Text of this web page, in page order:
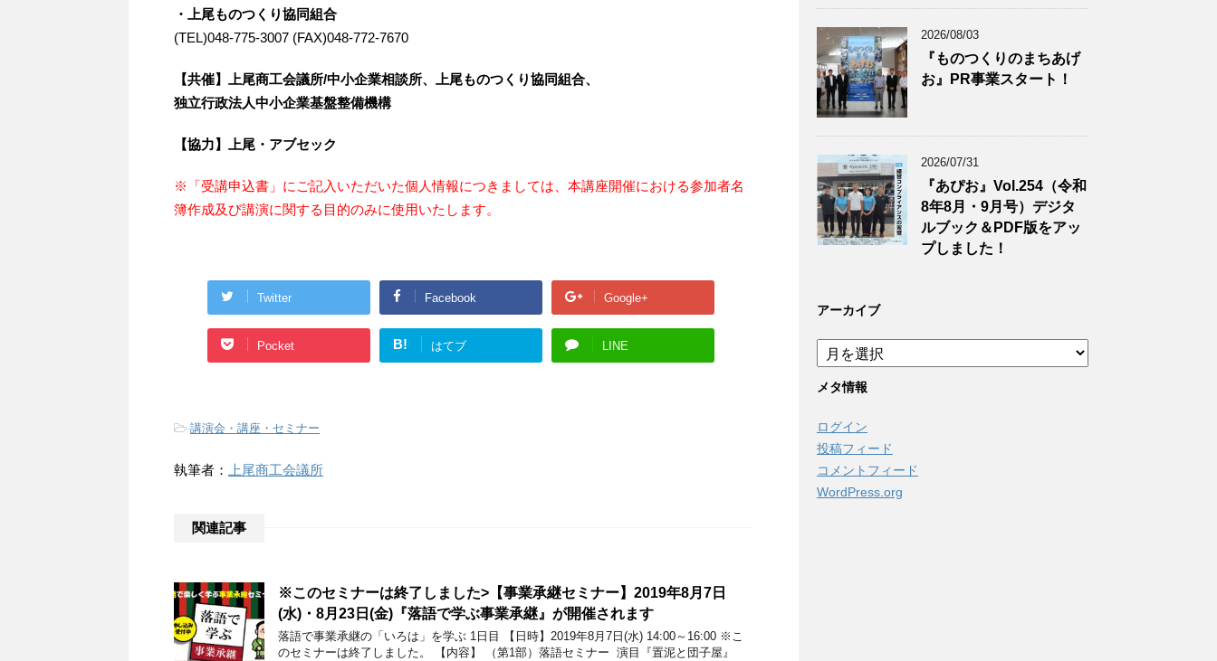
・上尾ものつくり協同組合
(TEL)048-775-3007 (FAX)048-772-7670
【共催】
上尾商工会議所/中小企業相談所、上尾ものつくり協同組合、
独立行政法人中小企業基盤整備機構
【協力】 上尾・アブセック
※「受講申込書」にご記入いただいた個人情報につきましては、本講座開催における参加者名
簿作成及び講演に関する目的のみに使用いたします。
Twitter Facebook Google+
Pocket B! はてブ LINE
-講演会・講座・セミナー
執筆者： 上尾商工会議所
関連記事
※このセミナーは終了しました>【事業承継セミナー】2019年8月7日
(水)・8月23日(金)『落語で学ぶ事業承継』が開催されます
落語で事業承継の「いろは」を学ぶ 1日目 【日時】2019年8月7日(水) 14:00～16:00 ※こ
のセミナーは終了しました。 【内容】 （第1部）落語セミナー 演目『置泥と団子屋』
2026/08/03
『ものつくりのまちあげ
お』PR事業スタート！
2026/07/31
『あぴお』Vol.254（令和
8年8月・9月号）デジタ
ルブック＆PDF版をアッ
プしました！
アーカイブ
ア
ー
カ
ブ
メタ情報
ログイン
投稿フィード
コメントフィード
WordPress.org